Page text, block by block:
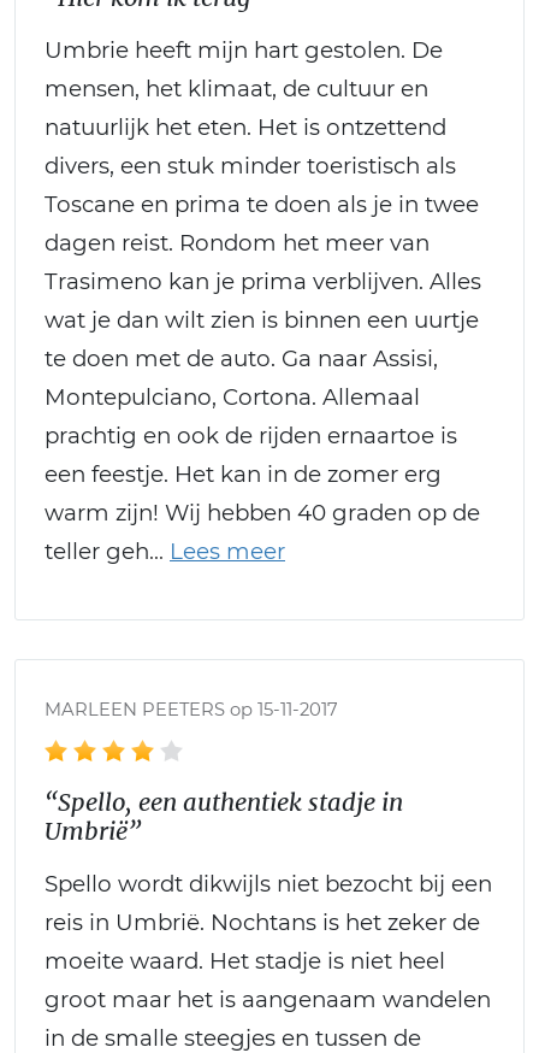
Umbrie heeft mijn hart gestolen. De
mensen, het klimaat, de cultuur en
natuurlijk het eten. Het is ontzettend
divers, een stuk minder toeristisch als
Toscane en prima te doen als je in twee
dagen reist. Rondom het meer van
Trasimeno kan je prima verblijven. Alles
wat je dan wilt zien is binnen een uurtje
te doen met de auto. Ga naar Assisi,
Montepulciano, Cortona. Allemaal
prachtig en ook de rijden ernaartoe is
een feestje. Het kan in de zomer erg
warm zijn! Wij hebben 40 graden op de
teller geh
MARLEEN PEETERS op 15-11-2017
“Spello, een authentiek stadje in
Umbrië”
Spello wordt dikwijls niet bezocht bij een
reis in Umbrië. Nochtans is het zeker de
moeite waard. Het stadje is niet heel
groot maar het is aangenaam wandelen
in de smalle steegjes en tussen de